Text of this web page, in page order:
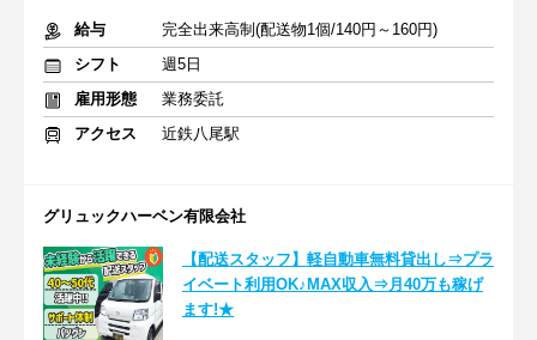
給与
完全出来高制(配送物1個/140円～160円)
シフト
週5日
雇用形態
業務委託
アクセス
近鉄八尾駅
グリュックハーベン有限会社
【配送スタッフ】軽自動車無料貸出し⇒プラ
イベート利用OK♪MAX収入⇒月40万も稼げ
ます!★